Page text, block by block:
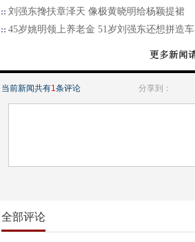
刘强东搀扶章泽天 像极黄晓明给杨颖提裙
45岁姚明领上养老金 51岁刘强东还想拼造车
当前新闻共有1条评论 分享到：
全部评论